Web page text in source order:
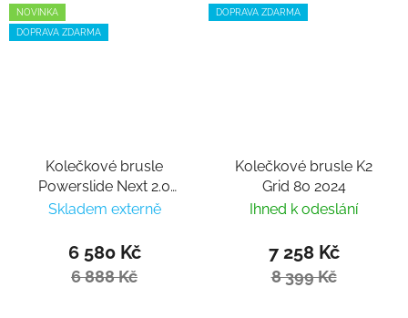
NOVINKA
DOPRAVA ZDARMA
Kolečkové brusle
Powerslide Next 2.0
100 Burgundy
Skladem externě
6 580 Kč
6 888 Kč
DOPRAVA ZDARMA
Kolečkové brusle K2
Grid 80 2024
Ihned k odeslání
7 258 Kč
8 399 Kč